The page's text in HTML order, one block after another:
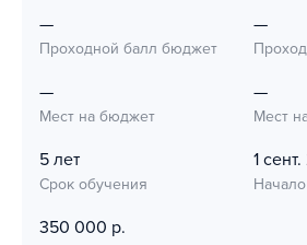
—
Проходной балл бюджет
—
—
Мест на бюджет
—
Мест
5 лет
Срок обучения
1
350 000 р.